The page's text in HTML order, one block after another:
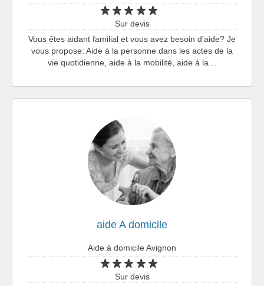
Sur devis
Vous êtes aidant familial et vous avez besoin d'aide? Je
vous propose: Aide à la personne dans les actes de la
vie quotidienne, aide à la mobilité, aide à la…
aide A domicile
Aide à domicile Avignon
Sur devis